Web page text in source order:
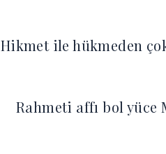
Hikmet ile hükmeden
Rahmeti affı bol yüce